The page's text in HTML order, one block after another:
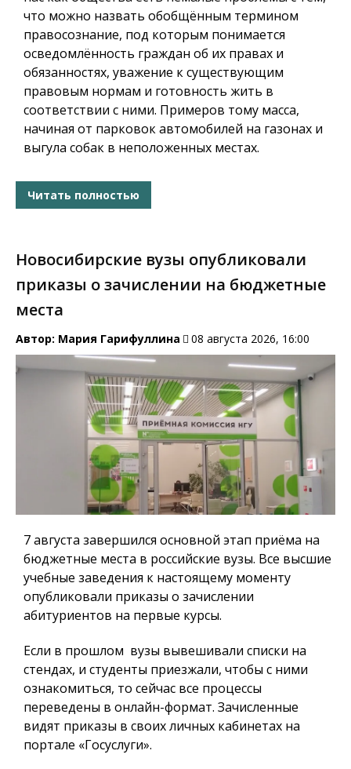
что можно назвать обобщённым термином
правосознание, под которым понимается
осведомлённость граждан об их правах и
обязанностях, уважение к существующим
правовым нормам и готовность жить в
соответствии с ними. Примеров тому масса,
начиная от парковок автомобилей на газонах и
выгула собак в неположенных местах.
Читать полностью
Новосибирские вузы опубликовали
приказы о зачислении на бюджетные
места
Автор: Мария Гарифуллина 08 августа 2026, 16:00
7 августа завершился основной этап приёма на
бюджетные места в российские вузы. Все высшие
учебные заведения к настоящему моменту
опубликовали приказы о зачислении
абитуриентов на первые курсы.
Если в прошлом вузы вывешивали списки на
стендах, и студенты приезжали, чтобы с ними
ознакомиться, то сейчас все процессы
переведены в онлайн-формат. Зачисленные
видят приказы в своих личных кабинетах на
портале «Госуслуги».